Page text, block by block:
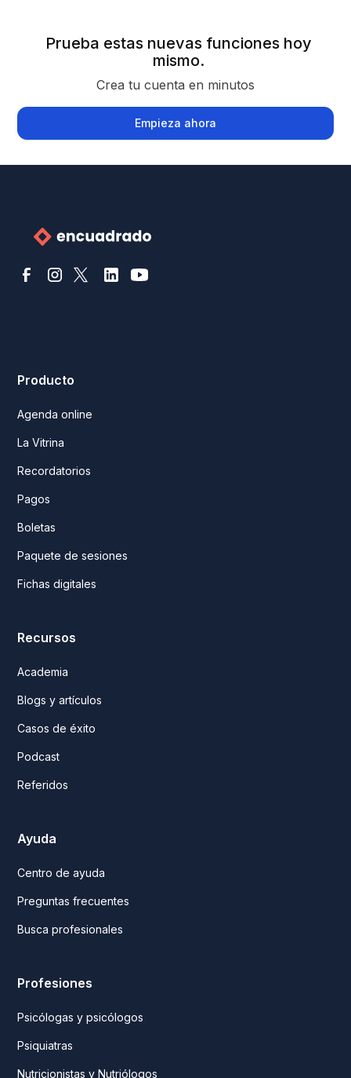
Prueba estas nuevas funciones hoy
mismo.
Crea tu cuenta en minutos
Empieza ahora
Producto
Agenda online
La Vitrina
Recordatorios
Pagos
Boletas
Paquete de sesiones
Fichas digitales
Recursos
Academia
Blogs y artículos
Casos de éxito
Podcast
Referidos
Ayuda
Centro de ayuda
Preguntas frecuentes
Busca profesionales
Profesiones
Psicólogas y psicólogos
Psiquiatras
Nutricionistas y Nutriólogos